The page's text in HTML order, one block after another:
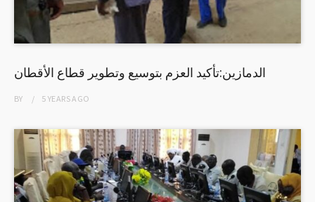
الدمازين:تأكيد العزم بتوسيع وتطوير قطاع الأقطان
BY 5 YEARSAGO